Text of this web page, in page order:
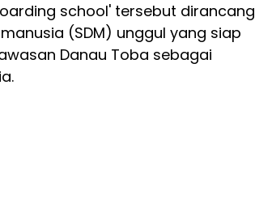
school' tersebut dirancang
(SDM) unggul yang siap
Danau Toba sebagai